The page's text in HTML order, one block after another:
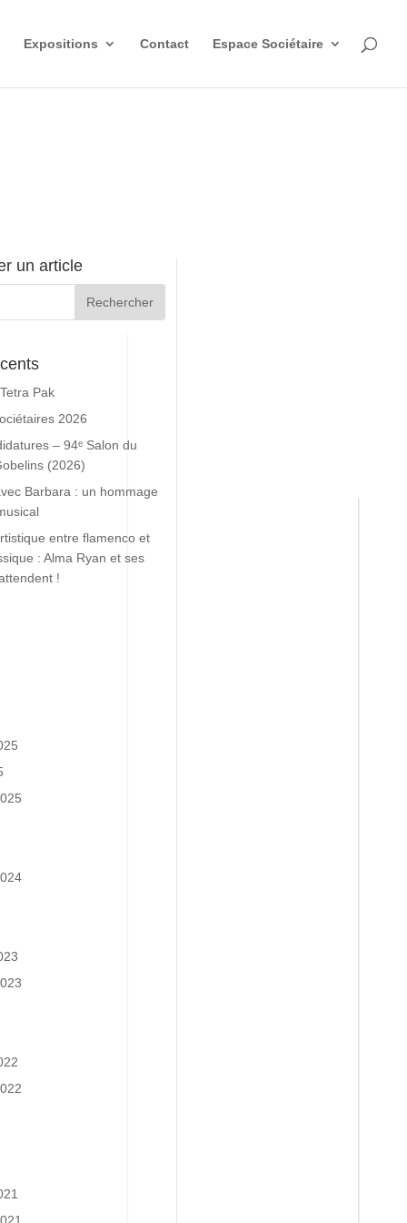
Expositions Contact Espace Sociétaire
un article
Pak
2026
– 94ᵉ Salon du
(2026)
Barbara : un hommage
entre flamenco et
: Alma Ryan et ses
!